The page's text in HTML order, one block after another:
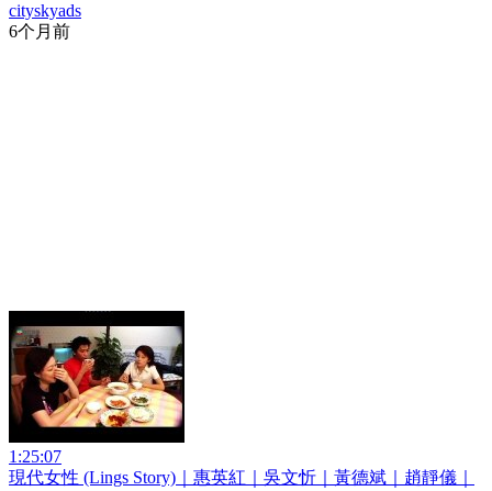
cityskyads
6个月前
1:25:07
現代女性 (Lings Story)｜惠英紅｜吳文忻｜黃德斌｜趙靜儀｜